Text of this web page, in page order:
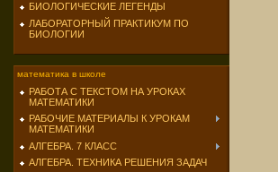
БИОЛОГИЧЕСКИЕ ЛЕГЕНДЫ
ЛАБОРАТОРНЫЙ ПРАКТИКУМ ПО
БИОЛОГИИ
математика в школе
РАБОТА С ТЕКСТОМ НА УРОКАХ
МАТЕМАТИКИ
РАБОЧИЕ МАТЕРИАЛЫ К УРОКАМ
МАТЕМАТИКИ
АЛГЕБРА. 7 КЛАСС
АЛГЕБРА. ТЕХНИКА РЕШЕНИЯ ЗАДАЧ